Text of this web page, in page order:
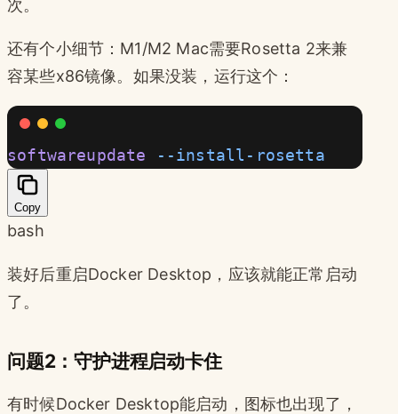
次。
还有个小细节：M1/M2 Mac需要Rosetta 2来兼
容某些x86镜像。如果没装，运行这个：
softwareupdate --install-rosetta
Copy
bash
装好后重启Docker Desktop，应该就能正常启动
了。
问题2：守护进程启动卡住
有时候Docker Desktop能启动，图标也出现了，